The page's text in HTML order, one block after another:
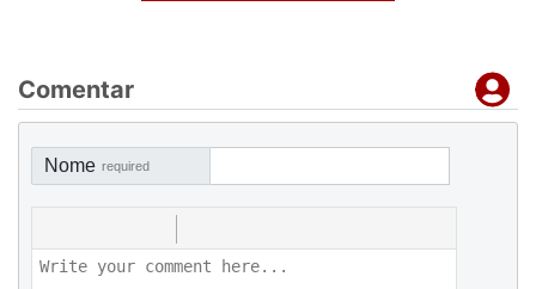
Comentar
Nome required